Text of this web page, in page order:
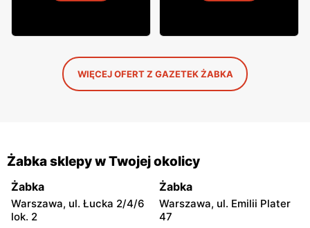
WIĘCEJ OFERT Z GAZETEK ŻABKA
Żabka sklepy w Twojej okolicy
Żabka
Warszawa, ul. Łucka 2/4/6
lok. 2
Żabka
Warszawa, ul. Emilii Plater
47